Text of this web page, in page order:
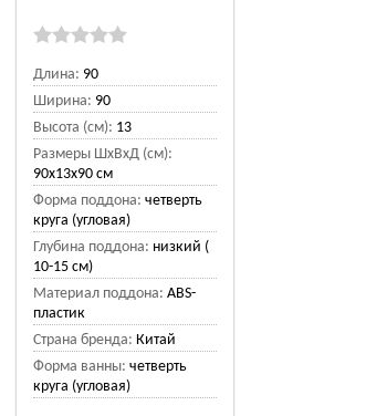
Длина: 90
Ширина: 90
Высота (см): 13
Размеры ШхВхД (см):
90x13x90 см
Форма поддона: четверть
круга (угловая)
Глубина поддона: низкий (
10-15 см)
Материал поддона: ABS-
пластик
Страна бренда: Китай
Форма ванны: четверть
круга (угловая)